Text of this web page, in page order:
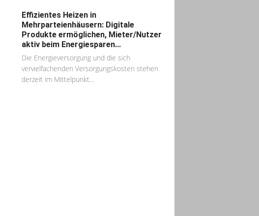
Effizientes Heizen in
Mehrparteienhäusern: Digitale
Produkte ermöglichen, Mieter/Nutzer
aktiv beim Energiesparen...
Die Energieversorgung und die sich
vervielfachenden Versorgungskosten stehen
derzeit im Mittelpunkt...